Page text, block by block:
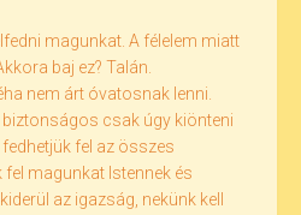
magunkat. A félelem miatt
baj ez? Talán.
nem árt óvatosnak lenni.
csak úgy kiönteni
fel az összes
magunkat Istennek és
az igazság, nekünk kell